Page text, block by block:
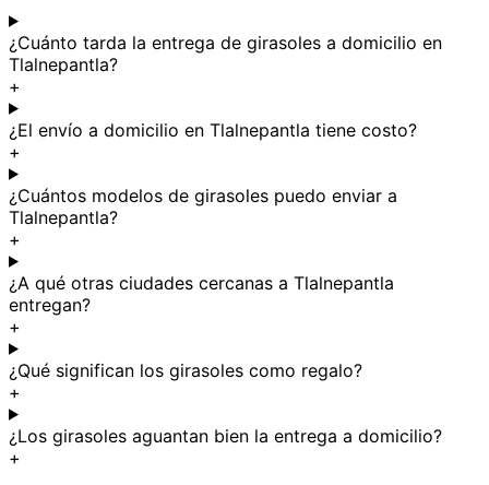
¿Cuánto tarda la entrega de girasoles a domicilio en
Tlalnepantla?
+
¿El envío a domicilio en Tlalnepantla tiene costo?
+
¿Cuántos modelos de girasoles puedo enviar a
Tlalnepantla?
+
¿A qué otras ciudades cercanas a Tlalnepantla
entregan?
+
¿Qué significan los girasoles como regalo?
+
¿Los girasoles aguantan bien la entrega a domicilio?
+